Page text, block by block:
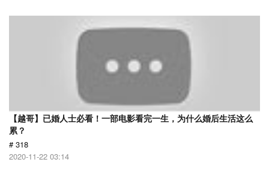
【越哥】已婚人士必看！一部电影看完一生，为什么婚后生活这么
累？
# 318
2020-11-22 03:14